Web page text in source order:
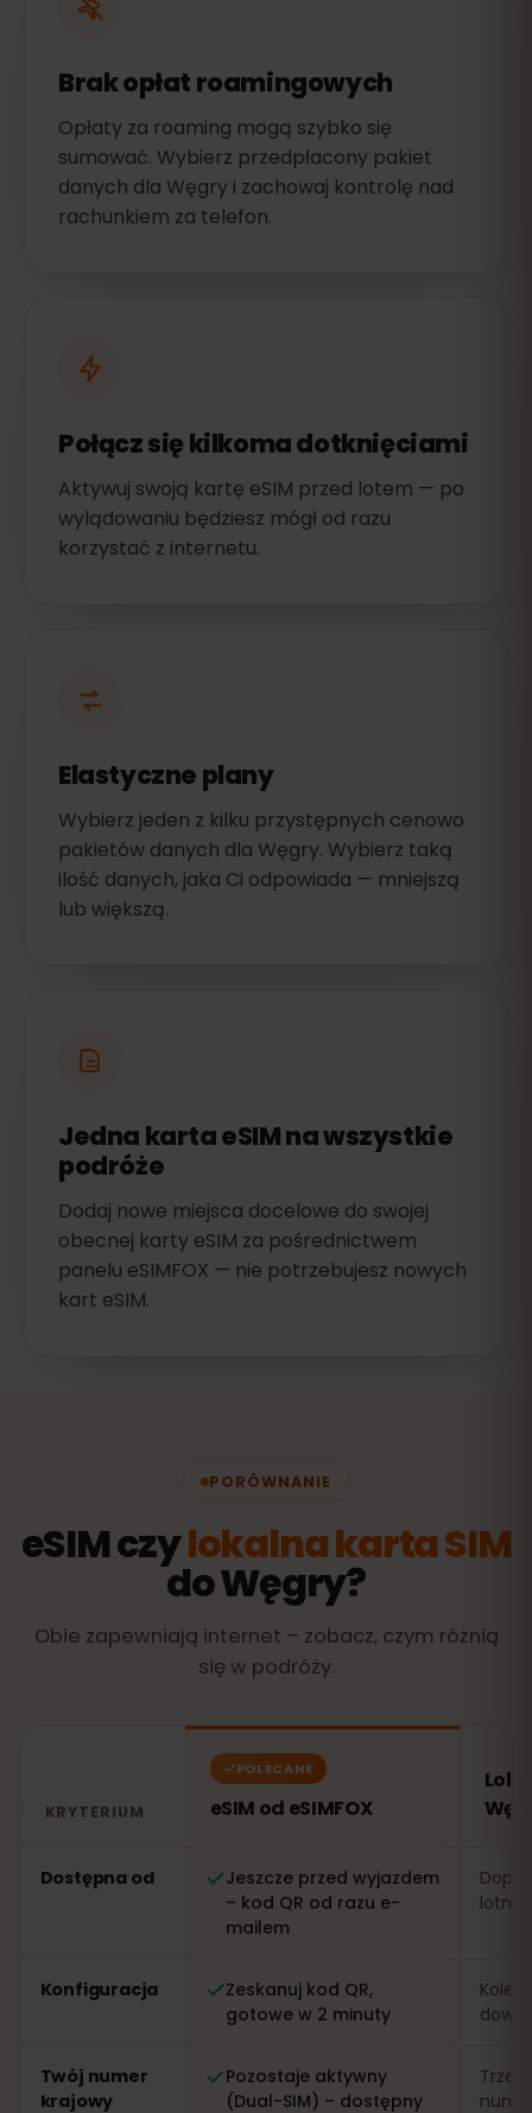
Brak opłat roamingowych
Opłaty za roaming mogą szybko się
sumować. Wybierz przedpłacony pakiet
danych dla Węgry i zachowaj kontrolę nad
rachunkiem za telefon.
Połącz się kilkoma dotknięciami
Aktywuj swoją kartę eSIM przed lotem — po
wylądowaniu będziesz mógł od razu
korzystać z internetu.
Elastyczne plany
Wybierz jeden z kilku przystępnych cenowo
pakietów danych dla Węgry. Wybierz taką
ilość danych, jaka Ci odpowiada — mniejszą
lub większą.
Jedna karta eSIM na wszystkie
podróże
Dodaj nowe miejsca docelowe do swojej
obecnej karty eSIM za pośrednictwem
panelu eSIMFOX — nie potrzebujesz nowych
kart eSIM.
PORÓWNANIE
eSIM czylokalna karta SIM
do Węgry?
Obie zapewniają internet – zobacz, czym różnią
się w podróży.
KRYTERIUM
POLECANE
eSIM od eSIMFOX
Dostępna od
Jeszcze przed wyjazdem
– kod QR od razu e-
mailem
Konfiguracja
Zeskanuj kod QR,
gotowe w 2 minuty
Twój numer
krajowy
Pozostaje aktywny
(Dual-SIM) – dostępny